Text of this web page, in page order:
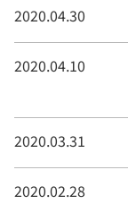
2020.04.30
2020.04.10
2020.03.31
2020.02.28